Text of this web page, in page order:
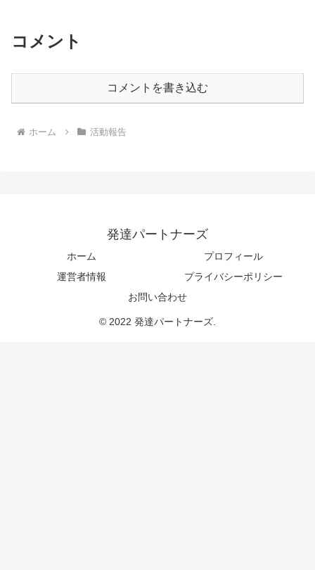
コメント
コメントを書き込む
ホーム 活動報告
発達パートナーズ
ホーム
プロフィール
運営者情報
プライバシーポリシー
お問い合わせ
© 2022 発達パートナーズ.